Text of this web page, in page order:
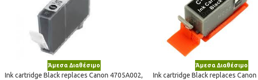
Άμεσα Διαθέσιμο
Ink cartridge Black replaces Canon 4705A002,
Άμεσα Διαθέσιμο
Ink cartridge Black replaces